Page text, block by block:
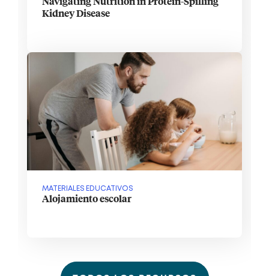
Kidney Disease
MATERIALES EDUCATIVOS
Alojamiento escolar